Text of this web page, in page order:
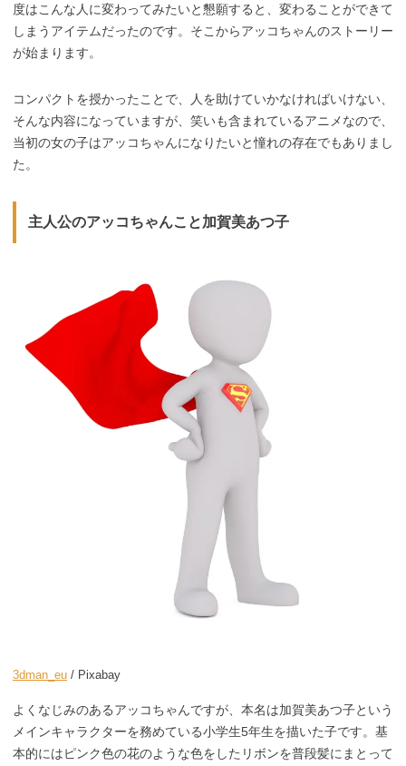
度はこんな人に変わってみたいと懇願すると、変わることができて
しまうアイテムだったのです。そこからアッコちゃんのストーリー
が始まります。
コンパクトを授かったことで、人を助けていかなければいけない、
そんな内容になっていますが、笑いも含まれているアニメなので、
当初の女の子はアッコちゃんになりたいと憧れの存在でもありまし
た。
主人公のアッコちゃんこと加賀美あつ子
3dman_eu / Pixabay
よくなじみのあるアッコちゃんですが、本名は加賀美あつ子という
メインキャラクターを務めている小学生5年生を描いた子です。基
本的にはピンク色の花のような色をしたリボンを普段髪にまとって